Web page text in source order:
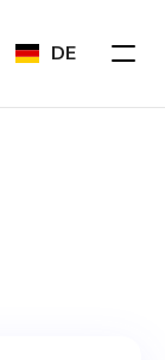
DE